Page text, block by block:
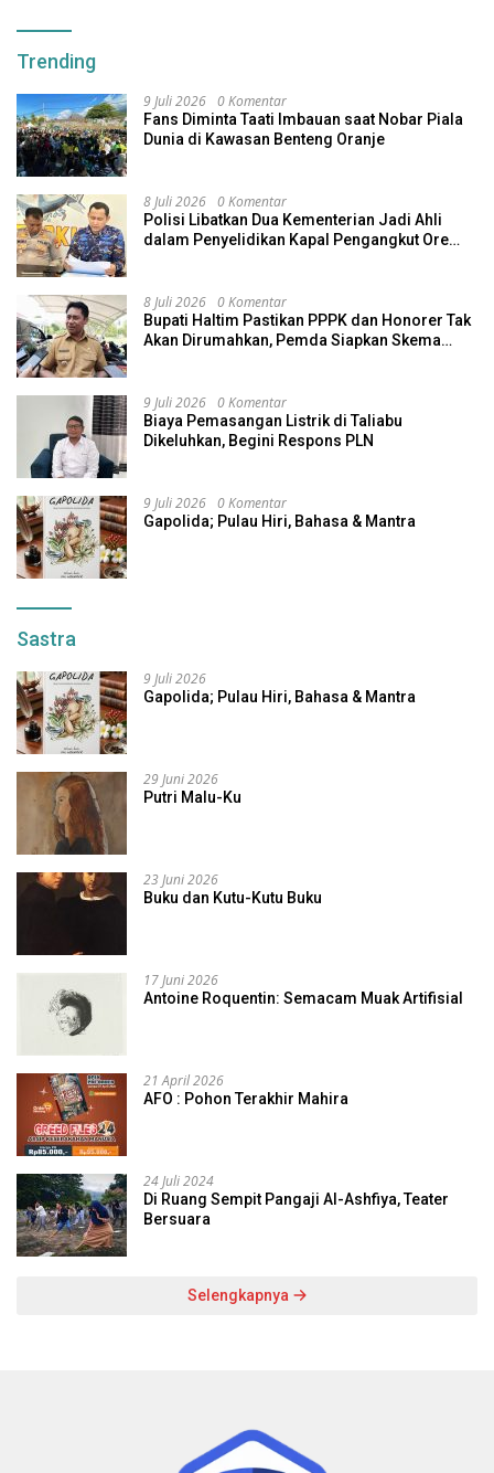
Trending
9 Juli 2026 0 Komentar
Fans Diminta Taati Imbauan saat Nobar Piala
Dunia di Kawasan Benteng Oranje
8 Juli 2026 0 Komentar
Polisi Libatkan Dua Kementerian Jadi Ahli
dalam Penyelidikan Kapal Pengangkut Ore
8 Juli 2026 0 Komentar
Bupati Haltim Pastikan PPPK dan Honorer Tak
Akan Dirumahkan, Pemda Siapkan Skema
9 Juli 2026 0 Komentar
Biaya Pemasangan Listrik di Taliabu
Dikeluhkan, Begini Respons PLN
9 Juli 2026 0 Komentar
Gapolida; Pulau Hiri, Bahasa & Mantra
Sastra
9 Juli 2026
Gapolida; Pulau Hiri, Bahasa & Mantra
29 Juni 2026
Putri Malu-Ku
23 Juni 2026
Buku dan Kutu-Kutu Buku
17 Juni 2026
Antoine Roquentin: Semacam Muak Artifisial
21 April 2026
AFO : Pohon Terakhir Mahira
24 Juli 2024
Di Ruang Sempit Pangaji Al-Ashfiya, Teater
Bersuara
Selengkapnya